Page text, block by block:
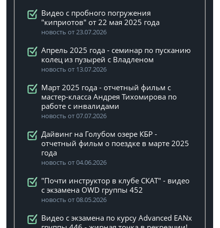
Видео с пробного погружения
"киприотов" от 22 мая 2025 года
новость от 23.07.2026
Апрель 2025 года - семинар по пусканию
колец из пузырей с Владленом
новость от 13.07.2026
Март 2025 года - отчетный фильм с
мастер-класса Андрея Тихомирова по
работе с инвалидами
новость от 07.07.2026
Дайвинг на Голубом озере КБР -
отчетный фильм о поездке в марте 2025
года
новость от 04.06.2026
"Почти инструктор в клубе СКАТ" - видео
с экзамена OWD группы 452
новость от 08.05.2026
Видео с экзамена по курсу Advanced EANx